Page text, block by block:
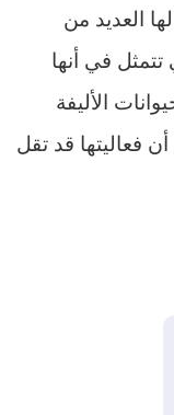
العديد من
في أنها
الأليفة
فعاليتها قد تقل